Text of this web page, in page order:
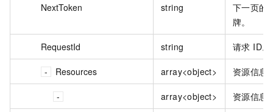
NextToken string
下一页的
牌。
RequestId string 请求 ID。
Resources array<object> 资源信息
array<object> 资源信息